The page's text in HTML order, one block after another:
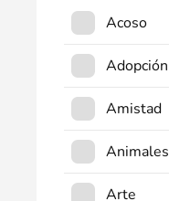
Acoso
Adopción
Amistad
Animales
Arte